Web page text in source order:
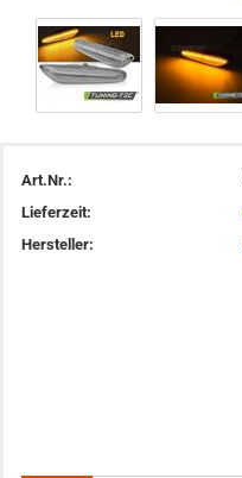
Art.Nr.:
Lieferzeit:
Hersteller: